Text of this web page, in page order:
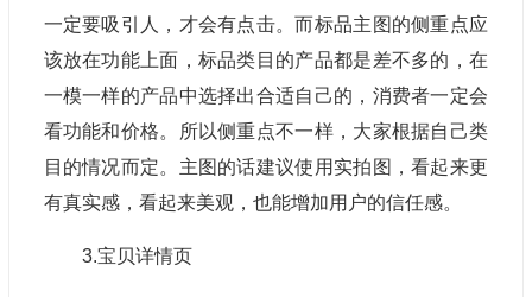
一定要吸引人，才会有点击。而标品主图的侧重点应
该放在功能上面，标品类目的产品都是差不多的，在
一模一样的产品中选择出合适自己的，消费者一定会
看功能和价格。所以侧重点不一样，大家根据自己类
目的情况而定。主图的话建议使用实拍图，看起来更
有真实感，看起来美观，也能增加用户的信任感。
3.宝贝详情页